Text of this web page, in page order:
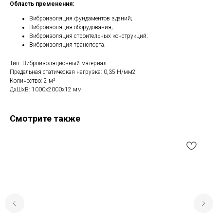
Область пременения:
Виброизоляция фундаментов зданий;
Виброизоляция оборудования;
Виброизоляция строительных конструкций;
Виброизоляция транспорта.
Тип: Виброизоляционный материал
Предельная статическая нагрузка: 0,35 Н/мм2
Количество: 2 м²
ДxШxВ: 1000x2000x12 мм
Смотрите также